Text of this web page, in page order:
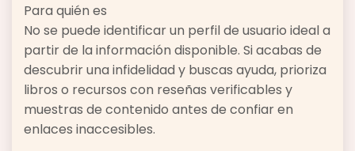
Para quién es
No se puede identificar un perfil de usuario ideal a
partir de la información disponible. Si acabas de
descubrir una infidelidad y buscas ayuda, prioriza
libros o recursos con reseñas verificables y
muestras de contenido antes de confiar en
enlaces inaccesibles.